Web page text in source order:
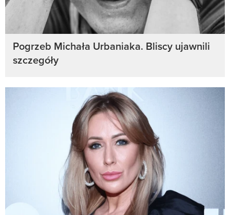
Pogrzeb Michała Urbaniaka. Bliscy ujawnili
szczegóły